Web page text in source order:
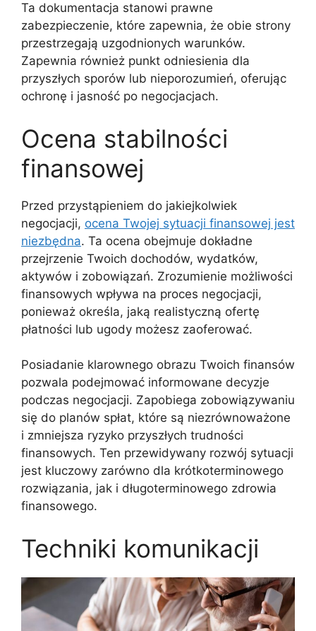
Ta dokumentacja stanowi prawne
zabezpieczenie, które zapewnia, że obie strony
przestrzegają uzgodnionych warunków.
Zapewnia również punkt odniesienia dla
przyszłych sporów lub nieporozumień, oferując
ochronę i jasność po negocjacjach.
Ocena stabilności
finansowej
Przed przystąpieniem do jakiejkolwiek
negocjacji, ocena Twojej sytuacji finansowej jest
niezbędna. Ta ocena obejmuje dokładne
przejrzenie Twoich dochodów, wydatków,
aktywów i zobowiązań. Zrozumienie możliwości
finansowych wpływa na proces negocjacji,
ponieważ określa, jaką realistyczną ofertę
płatności lub ugody możesz zaoferować.
Posiadanie klarownego obrazu Twoich finansów
pozwala podejmować informowane decyzje
podczas negocjacji. Zapobiega zobowiązywaniu
się do planów spłat, które są niezrównoważone
i zmniejsza ryzyko przyszłych trudności
finansowych. Ten przewidywany rozwój sytuacji
jest kluczowy zarówno dla krótkoterminowego
rozwiązania, jak i długoterminowego zdrowia
finansowego.
Techniki komunikacji